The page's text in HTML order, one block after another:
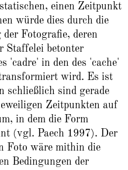
einen Zeitpunkt
würde dies durch die
Fotografie, deren
Staffelei betonter
'cadre' in den des 'cache'
wird. Es ist
schließlich sind gerade
Zeitpunkten auf
in dem die Form
(vgl. Paech 1997). Der
Foto wäre mithin die
Bedingungen der